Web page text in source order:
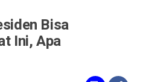
Bisa
Ini, Apa